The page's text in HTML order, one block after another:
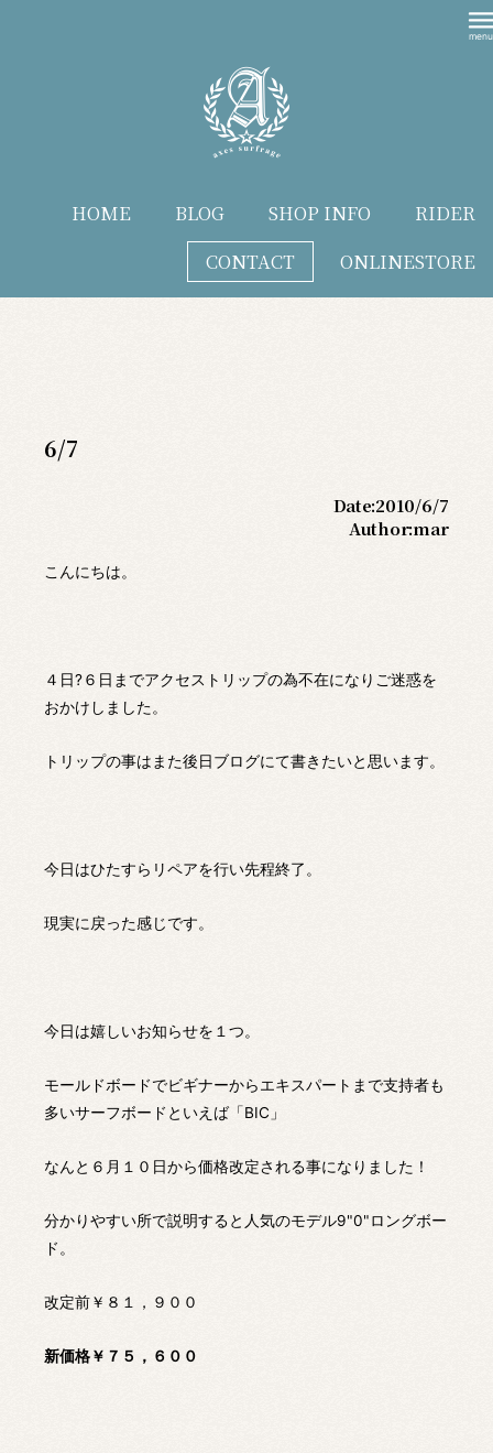
HOME BLOG SHOP INFO
RIDER
CONTACT
ONLINESTORE
6/7
Date:2010/6/7
Author:mar
こんにちは。
４日?６日までアクセストリップの為不在になりご迷惑を
おかけしました。
トリップの事はまた後日ブログにて書きたいと思います。
今日はひたすらリペアを行い先程終了。
現実に戻った感じです。
今日は嬉しいお知らせを１つ。
モールドボードでビギナーからエキスパートまで支持者も
多いサーフボードといえば「BIC」
なんと６月１０日から価格改定される事になりました！
分かりやすい所で説明すると人気のモデル9"0"ロングボー
ド。
改定前￥８１，９００
新価格￥７５，６００